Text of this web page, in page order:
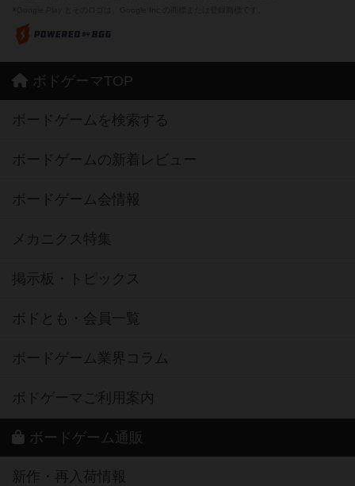
ボドゲーマTOP
ボードゲームを検索する
ボードゲームの新着レビュー
ボードゲーム会情報
メカニクス特集
掲示板・トピックス
ボドとも・会員一覧
ボードゲーム業界コラム
ボドゲーマご利用案内
ボードゲーム通販
新作・再入荷情報